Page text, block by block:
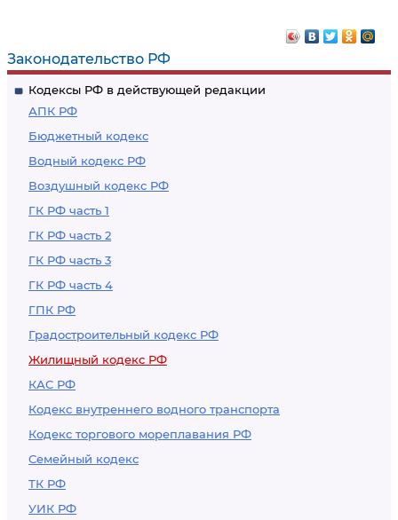
Законодательство РФ
Кодексы РФ в действующей редакции
АПК РФ
Бюджетный кодекс
Водный кодекс РФ
Воздушный кодекс РФ
ГК РФ часть 1
ГК РФ часть 2
ГК РФ часть 3
ГК РФ часть 4
ГПК РФ
Градостроительный кодекс РФ
Жилищный кодекс РФ
КАС РФ
Кодекс внутреннего водного транспорта
Кодекс торгового мореплавания РФ
Семейный кодекс
ТК РФ
УИК РФ
исключенному из
жилищного
кооператива
кооператива
помещениями в
связи со сносом